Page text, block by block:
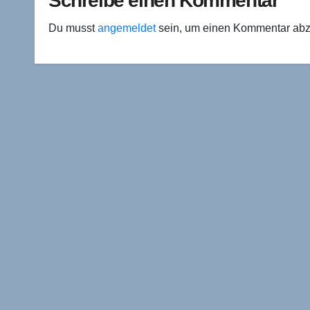
Du musstangemeldetsein, um einen Kommentar